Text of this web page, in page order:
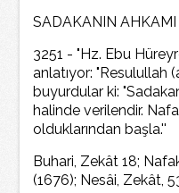
SADAKANIN AHKAMI
3251 - "Hz. Ebu
anlatıyor: "Resulullah
buyurdular ki:
halinde verilendir.
olduklarından başla.''
Buhari, Zekât 18;
(1676); Nesâi, Zekât,